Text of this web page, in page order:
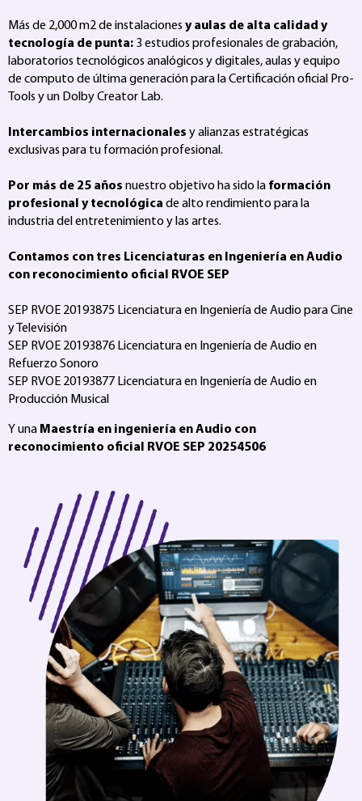
Más de 2,000 m2 de instalaciones y aulas de alta calidad y
tecnología de punta: 3 estudios profesionales de grabación,
laboratorios tecnológicos analógicos y digitales, aulas y equipo
de computo de última generación para la Certificación oficial Pro-
Tools y un Dolby Creator Lab.
Intercambios internacionales y alianzas estratégicas
exclusivas para tu formación profesional.
Por más de 25 años nuestro objetivo ha sido la formación
profesional y tecnológica de alto rendimiento para la
industria del entretenimiento y las artes.
Contamos con tres Licenciaturas en Ingeniería en Audio
con reconocimiento oficial RVOE SEP
SEP RVOE 20193875 Licenciatura en Ingeniería de Audio para Cine
y Televisión
SEP RVOE 20193876 Licenciatura en Ingeniería de Audio en
Refuerzo Sonoro
SEP RVOE 20193877 Licenciatura en Ingeniería de Audio en
Producción Musical
Y una Maestría en ingeniería en Audio con
reconocimiento oficial RVOE SEP 20254506